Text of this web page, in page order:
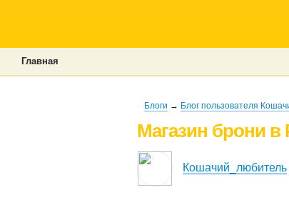
Главная
Блоги → Блог пользователя
Магазин брони в
Кошачий_любитель